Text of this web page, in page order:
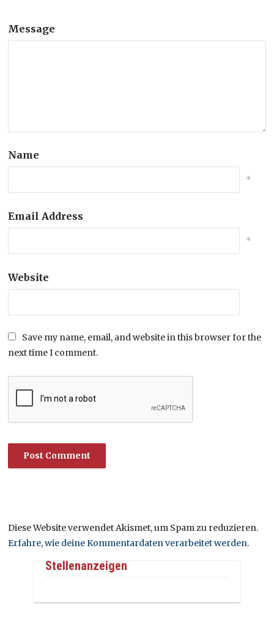
Message
Name
*
Email Address
*
Website
Save my name, email, and website in this browser for the
next time I comment.
Diese Website verwendet Akismet, um Spam zu reduzieren.
Erfahre, wie deine Kommentardaten verarbeitet werden.
Stellenanzeigen